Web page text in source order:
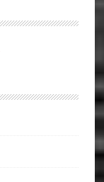
spännande
kan